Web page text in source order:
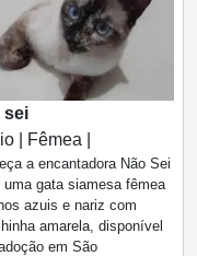
sei
| Fêmea |
a encantadora Não Sei
uma gata siamesa fêmea
azuis e nariz com
amarela, disponível
em São